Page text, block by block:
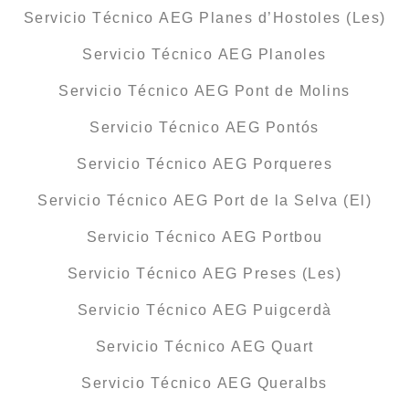
Servicio Técnico AEG Planes d’Hostoles (Les)
Servicio Técnico AEG Planoles
Servicio Técnico AEG Pont de Molins
Servicio Técnico AEG Pontós
Servicio Técnico AEG Porqueres
Servicio Técnico AEG Port de la Selva (El)
Servicio Técnico AEG Portbou
Servicio Técnico AEG Preses (Les)
Servicio Técnico AEG Puigcerdà
Servicio Técnico AEG Quart
Servicio Técnico AEG Queralbs